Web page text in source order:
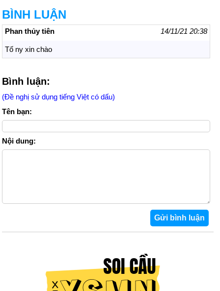
BÌNH LUẬN
Phan thủy tiên 14/11/21 20:38
Tố ny xin chào
Bình luận:
(Đề nghị sử dụng tiếng Việt có dấu)
Tên bạn:
Nội dung: